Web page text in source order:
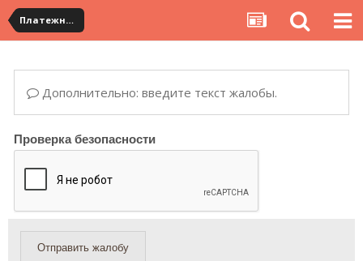
Платежная система ALIPAY и оплата банковскими картами
Дополнительно: введите текст жалобы.
Проверка безопасности
Отправить жалобу